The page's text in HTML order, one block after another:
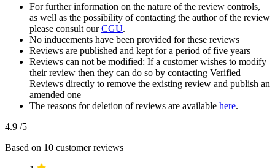
For further information on the nature of the review controls,
as well as the possibility of contacting the author of the review
please consult ourCGU.
No inducements have been provided for these reviews
Reviews are published and kept for a period of five years
Reviews can not be modified: If a customer wishes to modify
their review then they can do so by contacting Verified
Reviews directly to remove the existing review and publish an
amended one
The reasons for deletion of reviews are available here.
4.9 /5
Based on 10 customer reviews